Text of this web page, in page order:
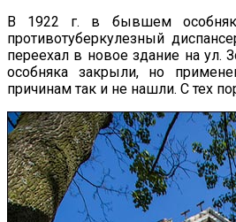
В 1922 г. в бывшем
противотуберкулезный
переехал в новое здание на ул.
особняка закрыли, но
причинам так и не нашли. С тех